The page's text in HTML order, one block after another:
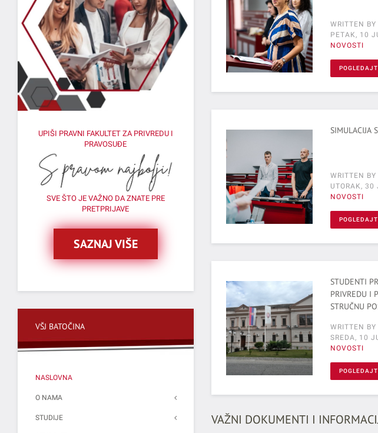
WRITTEN
PETAK, 10
NOVOSTI
SIMULACIJA
WRITTEN
UTORAK,
NOVOSTI
STUDENTI
PRIVREDU I
STRUČNU
MITROVICI
WRITTEN
SREDA, 10
NOVOSTI
VAŽNI DOKUMENTI I
UPIŠI PRAVNI FAKULTET ZA PRIVREDU I
PRAVOSUĐE
SVE ŠTO JE VAŽNO DA ZNATE PRE
PRETPRIJAVE
SAZNAJ VIŠE
VŠJ BATOČINA
NASLOVNA
O NAMA
STUDIJE